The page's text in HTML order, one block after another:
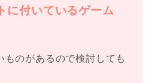
に付いているゲーム
ものがあるので検討しても